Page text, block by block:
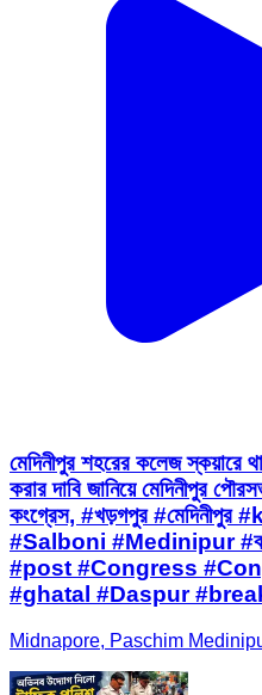
মেদিনীপুর শহরের কলেজ স্কয়ারে
করার দাবি জানিয়ে মেদিনীপুর
কংগ্রেস, #খড়গপুর
#Salboni #Medinipur
#post #Congress
#ghatal #Daspur
Midnapore, Paschim